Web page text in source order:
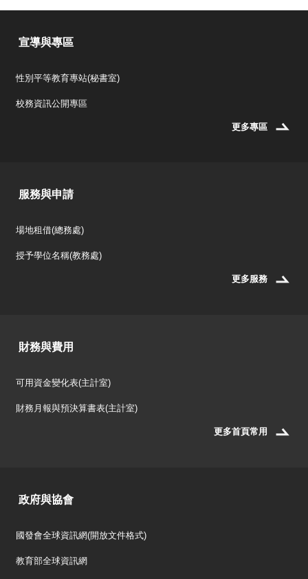
宣導與專區
性別平等教育專站(秘書室)
校務資訊公開專區
更多專區
服務與申請
場地租借(總務處)
授予學位名稱(教務處)
更多服務
財務與費用
可用資金變化表(主計室)
財務月報與預決算書表(主計室)
更多首頁常用
政府與協會
國發會全球資訊網(開放文件格式)
教育部全球資訊網